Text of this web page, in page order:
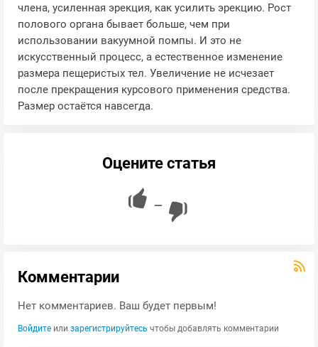
члена, усиленная эрекция, как усилить эрекцию. Рост
полового органа бывает больше, чем при
использовании вакуумной помпы. И это не
искусственный процесс, а естественное изменение
размера пещеристых тел. Увеличение не исчезает
после прекращения курсового применения средства.
Размер остаётся навсегда.
Оцените статья
—
Комментарии
Нет комментариев. Ваш будет первым!
Войдите или зарегистрируйтесь чтобы добавлять комментарии